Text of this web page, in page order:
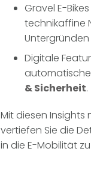
Gravel E-
technikaffine
Digitale
& Sicherheit.
Mit diesen Insights
vertiefen Sie die
in die E-Mobilität